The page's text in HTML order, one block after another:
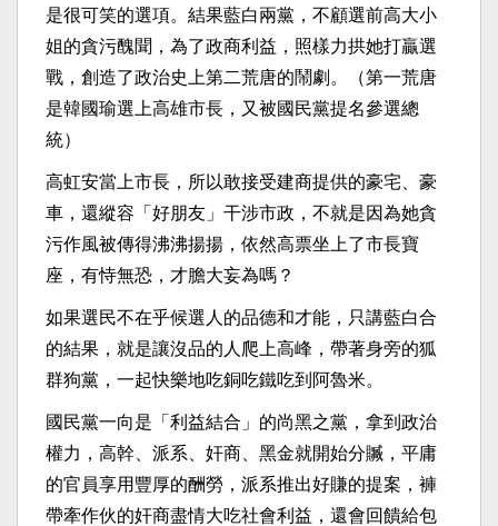
是很可笑的選項。結果藍白兩黨，不顧選前高大小
姐的貪污醜聞，為了政商利益，照樣力拱她打贏選
戰，創造了政治史上第二荒唐的鬧劇。（第一荒唐
是韓國瑜選上高雄市長，又被國民黨提名參選總
統）
高虹安當上市長，所以敢接受建商提供的豪宅、豪
車，還縱容「好朋友」干涉市政，不就是因為她貪
污作風被傳得沸沸揚揚，依然高票坐上了市長寶
座，有恃無恐，才膽大妄為嗎？
如果選民不在乎候選人的品德和才能，只講藍白合
的結果，就是讓沒品的人爬上高峰，帶著身旁的狐
群狗黨，一起快樂地吃銅吃鐵吃到阿魯米。
國民黨一向是「利益結合」的尚黑之黨，拿到政治
權力，高幹、派系、奸商、黑金就開始分贓，平庸
的官員享用豐厚的酬勞，派系推出好賺的提案，褲
帶牽作伙的奸商盡情大吃社會利益，還會回饋給包